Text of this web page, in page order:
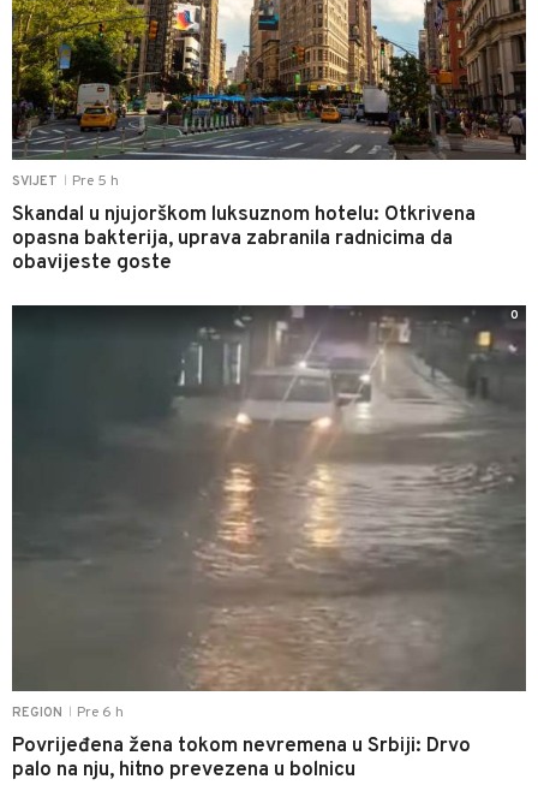
SVIJET Pre 5 h
Skandal u njujorškom luksuznom hotelu: Otkrivena
opasna bakterija, uprava zabranila radnicima da
obavijeste goste
REGION Pre 6 h
Povrijeđena žena tokom nevremena u Srbiji: Drvo
palo na nju, hitno prevezena u bolnicu
0